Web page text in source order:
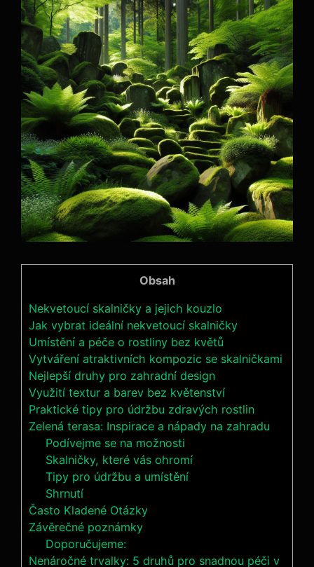
Obsah
Nekvetoucí skalničky ‍a jejich kouzlo
Jak vybrat ideální nekvetoucí skalničky
Umístění a péče o‍ rostliny bez⁣ květů
Vytváření atraktivních kompozic‍ se skalničkami
Nejlepší druhy pro⁣ zahradní design
Využití textur a barev ‌bez květenství
Praktické tipy pro údržbu zdravých rostlin
Zelená terasa: Inspirace a nápady ⁤na zahradu
Podívejme se⁢ na⁣ možnosti
Skalničky, které vás ohromí
Tipy pro údržbu a umístění
Shrnutí
Často Kladené Otázky
Závěrečné poznámky
Doporučujeme:
Nenáročné trvalky: 5 druhů pro snadnou péči v